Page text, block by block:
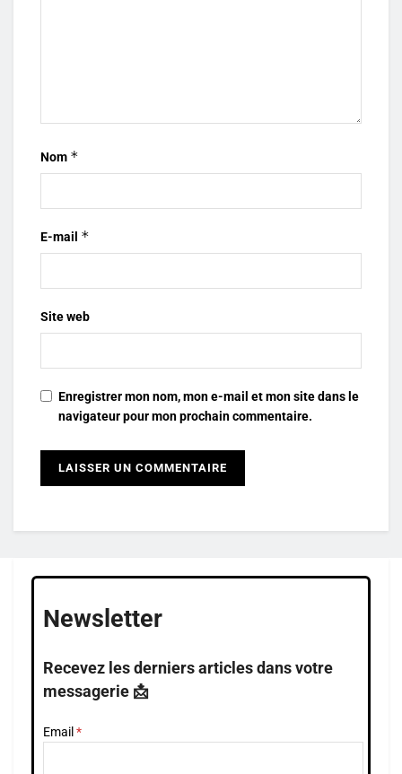
Nom *
E-mail *
Site web
Enregistrer mon nom, mon e-mail et mon site dans le
navigateur pour mon prochain commentaire.
Newsletter
Recevez les derniers articles dans votre
messagerie 📩
Email